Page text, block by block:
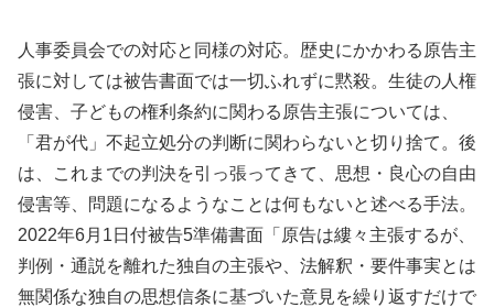
人事委員会での対応と同様の対応。歴史にかかわる原告主
張に対しては被告書面では一切ふれずに黙殺。生徒の人権
侵害、子どもの権利条約に関わる原告主張については、
「君が代」不起立処分の判断に関わらないと切り捨て。後
は、これまでの判決を引っ張ってきて、思想・良心の自由
侵害等、問題になるようなことは何もないと述べる手法。
2022年6月1日付被告5準備書面「原告は縷々主張するが、
判例・通説を離れた独自の主張や、法解釈・要件事実とは
無関係な独自の思想信条に基づいた意見を繰り返すだけで